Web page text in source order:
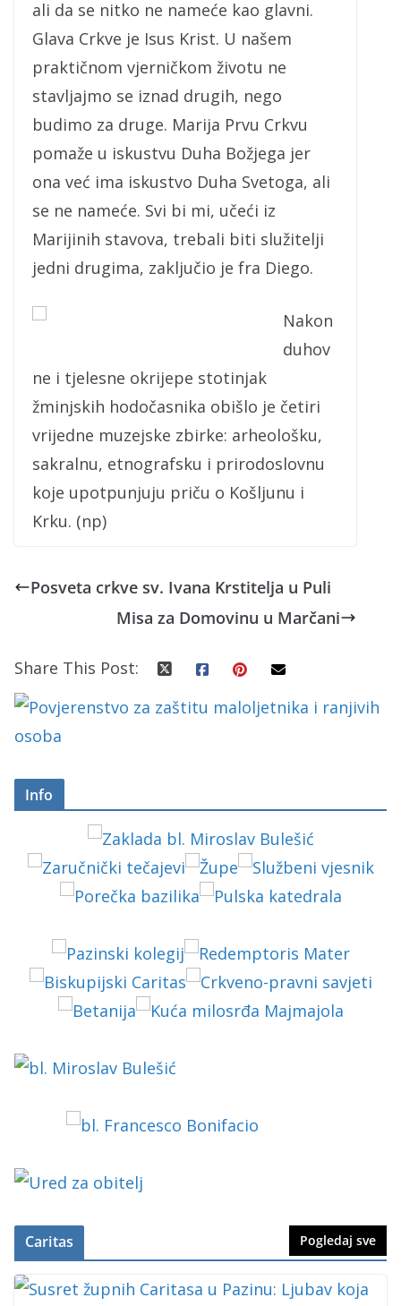
ali da se nitko ne nameće kao glavni.
Glava Crkve je Isus Krist. U našem
praktičnom vjerničkom životu ne
stavljajmo se iznad drugih, nego
budimo za druge. Marija Prvu Crkvu
pomaže u iskustvu Duha Božjega jer
ona već ima iskustvo Duha Svetoga, ali
se ne nameće. Svi bi mi, učeći iz
Marijinih stavova, trebali biti služitelji
jedni drugima, zaključio je fra Diego.
Nakon
duhov
ne i tjelesne okrijepe stotinjak
žminjskih hodočasnika obišlo je četiri
vrijedne muzejske zbirke: arheološku,
sakralnu, etnografsku i prirodoslovnu
koje upotpunjuju priču o Košljunu i
Krku. (np)
Posveta crkve sv. Ivana Krstitelja u Puli
Misa za Domovinu u Marčani
Share This Post:
Info
Caritas Pogledaj sve